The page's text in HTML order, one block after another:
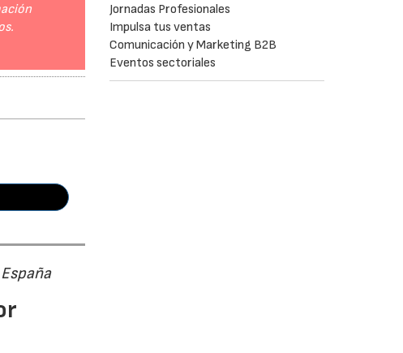
Jornadas Profesionales
Impulsa tus ventas
Comunicación y Marketing B2B
Eventos sectoriales